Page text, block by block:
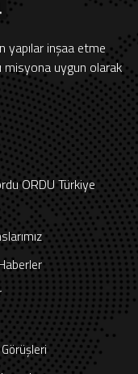
yapılar inşaa etme
uygun olarak
ORDU Türkiye